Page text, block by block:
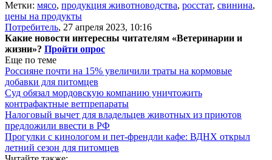
Метки: мясо, продукция животноводства, росстат, свинина,
цены на продукты
Потребитель, 27 апреля 2023, 10:16
Какие новости интересны читателям «Ветеринарии и
жизни»? Пройти опрос
Еще по теме
Россияне почти на 15% увеличили траты на кормовые
добавки для питомцев
Суд обязал мордовскую компанию уничтожить
контрафактные ветпрепараты
Налоговый вычет для владельцев животных из приютов
предложили ввести в РФ
Прогулки с кинологом и пет-френдли кафе: ВДНХ открыл
летний сезон для питомцев